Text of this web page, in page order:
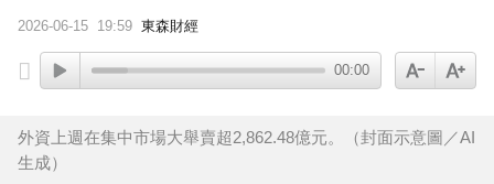
2026-06-15 19:59 東森財經
00:00
外資上週在集中市場大舉賣超2,862.48億元。（封面示意圖／AI
生成）